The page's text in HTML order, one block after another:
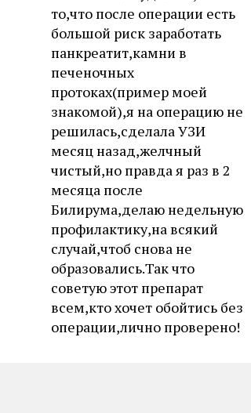
то,что после операции есть
большой риск заработать
панкреатит,камни в
печеночных
протоках(пример моей
знакомой),я на операцию не
решилась,сделала УЗИ
месяц назад,желчный
чистый,но правда я раз в 2
месяца после
Билирума,делаю недельную
профилактику,на всякий
случай,чтоб снова не
образовались.Так что
советую этот препарат
всем,кто хочет обойтись без
операции,лично проверено!